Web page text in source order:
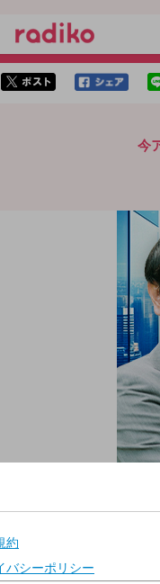
今
放送局
放送時間
番組名
飯田浩司のOK! Cozy